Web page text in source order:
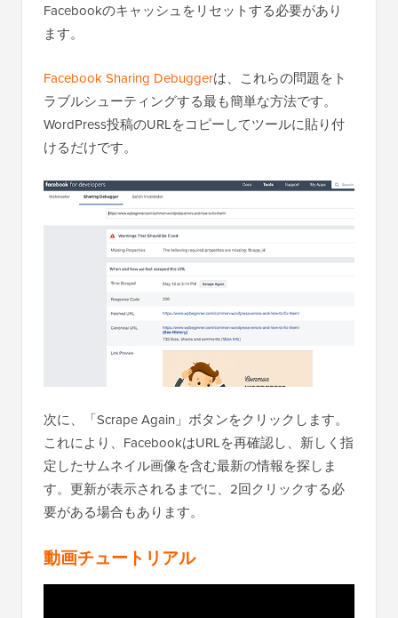
Facebookのキャッシュをリセットする必要があり
ます。
Facebook Sharing Debuggerは、これらの問題をト
ラブルシューティングする最も簡単な方法です。
WordPress投稿のURLをコピーしてツールに貼り付
けるだけです。
次に、「Scrape Again」ボタンをクリックします。
これにより、FacebookはURLを再確認し、新しく指
定したサムネイル画像を含む最新の情報を探しま
す。更新が表示されるまでに、2回クリックする必
要がある場合もあります。
動画チュートリアル